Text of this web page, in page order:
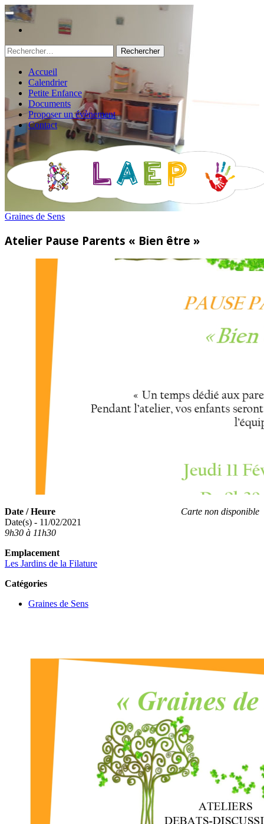
Rechercher :
Accueil
Calendrier
Petite Enfance
Documents
Proposer un évènement
Contact
Graines de Sens
Atelier Pause Parents « Bien être »
Carte non disponible
Date / Heure
Date(s) - 11/02/2021
9h30 à 11h30
Emplacement
Les Jardins de la Filature
Catégories
Graines de Sens